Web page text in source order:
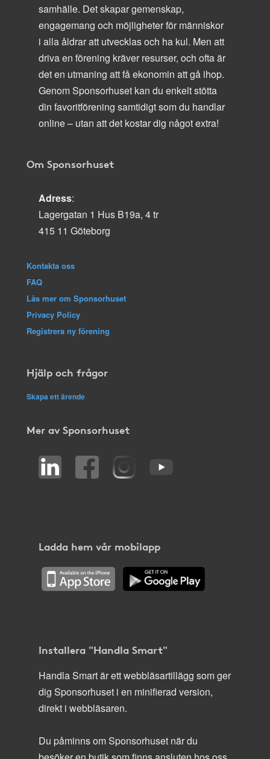
samhälle. Det skapar gemenskap,
engagemang och möjligheter för människor
i alla åldrar att utvecklas och ha kul. Men att
driva en förening kräver resurser, och ofta är
det en utmaning att få ekonomin att gå ihop.
Genom Sponsorhuset kan du enkelt stötta
din favoritförening samtidigt som du handlar
online – utan att det kostar dig något extra!
Om Sponsorhuset
Adress:
Lagergatan 1 Hus B19a, 4 tr
415 11 Göteborg
Kontakta oss
FAQ
Läs mer om Sponsorhuset
Privacy Policy
Registrera ny förening
Hjälp och frågor
Skapa ett ärende
Mer av Sponsorhuset
Ladda hem vår mobilapp
Installera "Handla Smart"
Handla Smart är ett webbläsartillägg som ger
dig Sponsorhuset i en minifierad version,
direkt i webbläsaren.
Du påminns om Sponsorhuset när du